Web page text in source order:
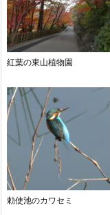
紅葉の東山植物園
勅使池のカワセミ